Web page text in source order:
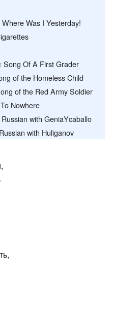
Was I Yesterday!
Song Of A First Grader
of the Homeless Child
of the Red Army Soldier
Nowhere
with GeniaYcaballo
with Huliganov